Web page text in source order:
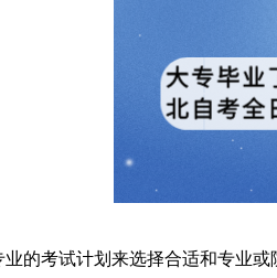
的考试计划来选择合适和专业或